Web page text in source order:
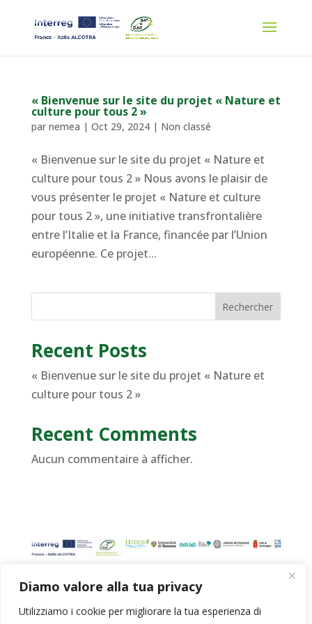
Diamo valore alla tua privacy
Utilizziamo i cookie per migliorare la tua esperienza di
« Bienvenue sur le site du projet « Nature et
culture pour tous 2 »
par nemea | Oct 29, 2024| Non classé
« Bienvenue sur le site du projet « Nature et
culture pour tous 2 » Nous avons le plaisir de
vous présenter le projet « Nature et culture
pour tous 2 », une initiative transfrontalière
entre l’Italie et la France, financée par l’Union
européenne. Ce projet...
Rechercher
Recent Posts
« Bienvenue sur le site du projet « Nature et
culture pour tous 2 »
Recent Comments
Aucun commentaire à afficher.
Privacy Policy|Cookie Policy